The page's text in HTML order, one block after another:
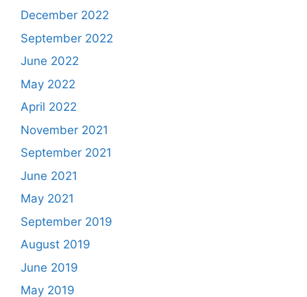
December 2022
September 2022
June 2022
May 2022
April 2022
November 2021
September 2021
June 2021
May 2021
September 2019
August 2019
June 2019
May 2019